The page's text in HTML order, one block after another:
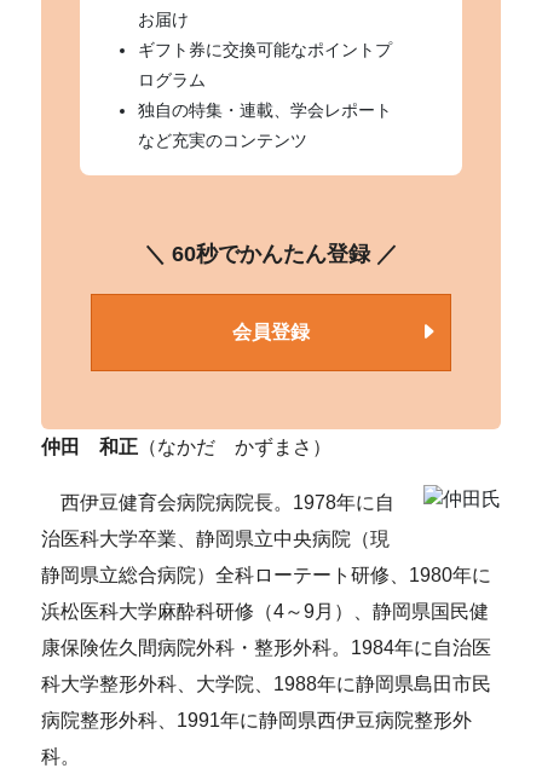
お届け
ギフト券に交換可能なポイントプ
ログラム
独自の特集・連載、学会レポート
など充実のコンテンツ
＼ 60秒でかんたん登録 ／
会員登録
仲田 和正 （なかだ かずまさ）
西伊豆健育会病院病院長。1978年に自
治医科大学卒業、静岡県立中央病院（現
静岡県立総合病院）全科ローテート研修、1980年に
浜松医科大学麻酔科研修（4～9月）、静岡県国民健
康保険佐久間病院外科・整形外科。1984年に自治医
科大学整形外科、大学院、1988年に静岡県島田市民
病院整形外科、1991年に静岡県西伊豆病院整形外
科。